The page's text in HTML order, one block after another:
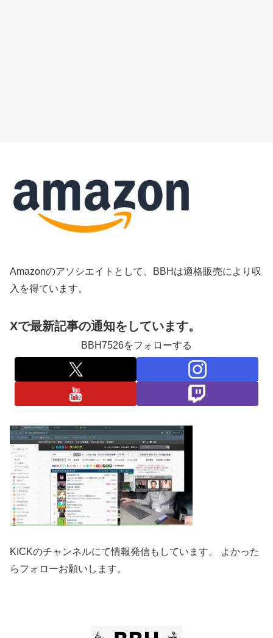
Amazonのアソシエイトとして、BBHは適格販売により収
入を得ています。
Xで最新記事の通知をしています。
BBH7526をフォローする
KICKのチャンネルにて情報発信もしています。 よかった
らフォローお願いします。